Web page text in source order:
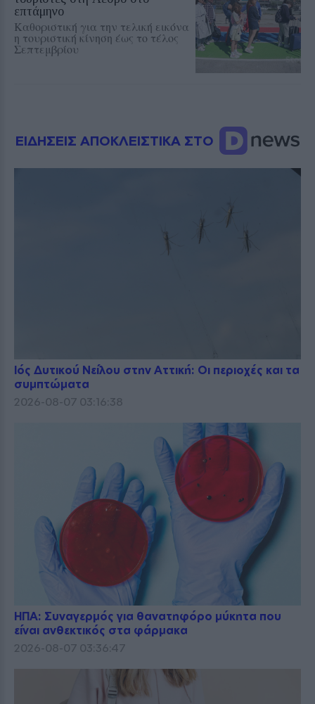
επτάμηνο
Καθοριστική για την τελική εικόνα
η τουριστική κίνηση έως το τέλος
Σεπτεμβρίου
ΕΙΔΗΣΕΙΣ ΑΠΟΚΛΕΙΣΤΙΚΑ ΣΤΟ
Ιός Δυτικού Νείλου στην Αττική: Οι περιοχές και τα
συμπτώματα
2026-08-07 03:16:38
ΗΠΑ: Συναγερμός για θανατηφόρο μύκητα που
είναι ανθεκτικός στα φάρμακα
2026-08-07 03:36:47